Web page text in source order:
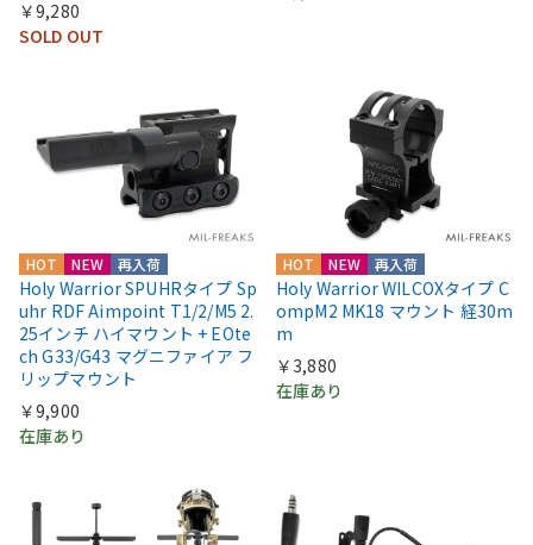
￥9,280
SOLD OUT
HOT NEW 再入荷
Holy Warrior SPUHRタイプ Sp
uhr RDF Aimpoint T1/2/M5 2.
25インチ ハイマウント + EOte
ch G33/G43 マグニファイア フ
リップマウント
￥9,900
在庫あり
HOT NEW 再入荷
Holy Warrior WILCOXタイプ C
ompM2 MK18 マウント 経30m
m
￥3,880
在庫あり